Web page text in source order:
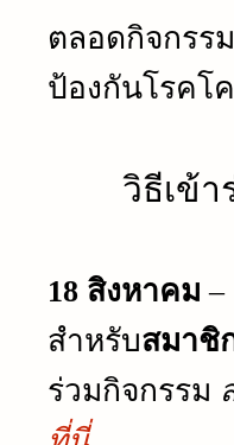
ตลอดกิจกรร
ป้องกันโรคโ
วิธีเข้า
18 สิงหาคม –
สำหรับสมาชิ
ร่วมกิจกรรม